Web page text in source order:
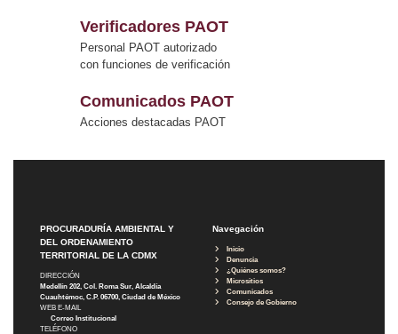
Verificadores PAOT
Personal PAOT autorizado
con funciones de verificación
Comunicados PAOT
Acciones destacadas PAOT
PROCURADURÍA AMBIENTAL Y
DEL ORDENAMIENTO
TERRITORIAL DE LA CDMX
DIRECCIÓN
Medellín 202, Col. Roma Sur, Alcaldía
Cuauhtémoc, C.P. 06700, Ciudad de México
WEB E-MAIL
Correo Institucional
TELÉFONO
Navegación
Inicio
Denuncia
¿Quiénes somos?
Micrositios
Comunicados
Consejo de Gobierno